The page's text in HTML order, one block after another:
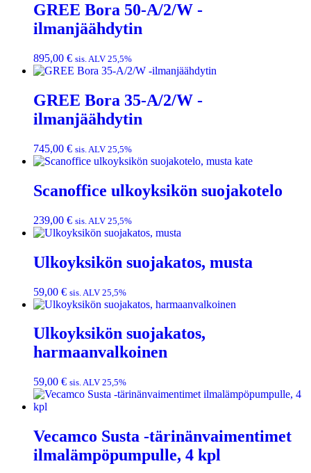
GREE Bora 50-A/2/W -
ilmanjäähdytin
895,00 € sis. ALV 25,5%
GREE Bora 35-A/2/W -
ilmanjäähdytin
745,00 € sis. ALV 25,5%
Scanoffice ulkoyksikön suojakotelo
239,00 € sis. ALV 25,5%
Ulkoyksikön suojakatos, musta
59,00 € sis. ALV 25,5%
Ulkoyksikön suojakatos,
harmaanvalkoinen
59,00 € sis. ALV 25,5%
Vecamco Susta -tärinänvaimentimet
ilmalämpöpumpulle, 4 kpl